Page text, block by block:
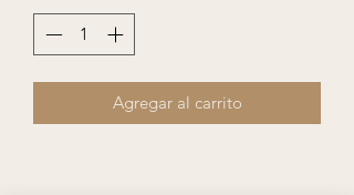
Agregar al carrito